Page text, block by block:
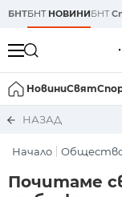
БНТБНТ НОВИНИБНТ
НовиниСвят
НАЗАД
Начало
Почитаме